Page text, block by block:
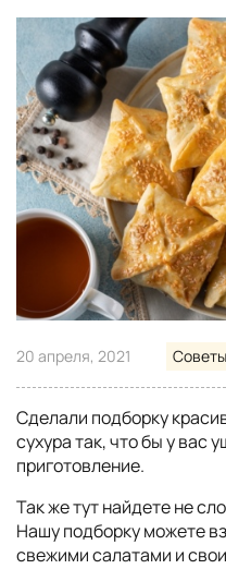
20 апреля, 2021 Советы
Сделали подборку
сухура так, что бы у вас
приготовление.
Так же тут найдете не
Нашу подборку можете
свежими салатами и